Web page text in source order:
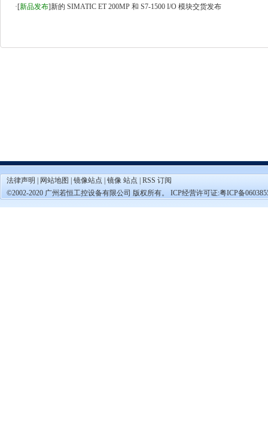
·[新品发布]新的 SIMATIC ET 200MP 和 S7-1500 I/O 模块交货发布
法律声明 网站地图 镜像站点 镜像 站点
RSS 订阅
©2002-2020 广州若恒工控设备有限公司 版权所有。 ICP经营许可证:粤ICP备